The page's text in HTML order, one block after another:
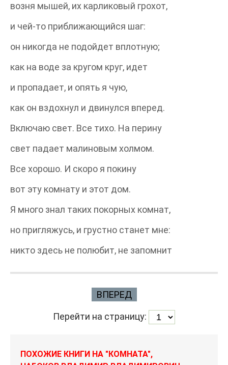
возня мышей, их карликовый грохот,
и чей-то приближающийся шаг:
он никогда не подойдет вплотную;
как на воде за кругом круг, идет
и пропадает, и опять я чую,
как он вздохнул и двинулся вперед.
Включаю свет. Все тихо. На перину
свет падает малиновым холмом.
Все хорошо. И скоро я покину
вот эту комнату и этот дом.
Я много знал таких покорных комнат,
но пригляжусь, и грустно станет мне:
никто здесь не полюбит, не запомнит
ВПЕРЕД
Перейти на страницу:
ПОХОЖИЕ КНИГИ НА "КОМНАТА",